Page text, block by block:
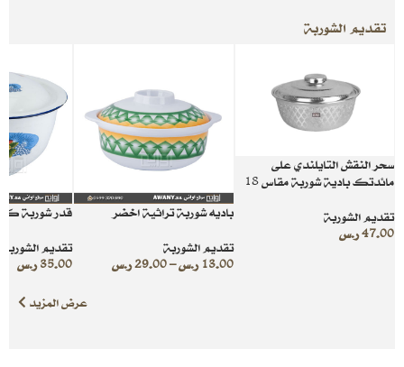
تقديم الشوربة
سحر النقش التايلندي على
مائدتك بادية شوربة مقاس 18
تقديم الشوربة
47.00ر.س
باديه شوربة تراثية اخضر
تقديم الشوربة
13.00 ر.س–
29.00ر.س
قدر شوربة
تقديم الشوربة
35.00ر.س
عرض المزيد